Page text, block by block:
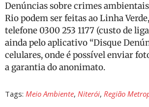
Denúncias sobre crimes
Rio podem ser feitas ao Linha
telefone 0300 253 1177 (custo de
ainda pelo aplicativo “Disque
celulares, onde é possível enviar
a garantia do anonimato.
Tags: Meio Ambiente, Niterói, Região